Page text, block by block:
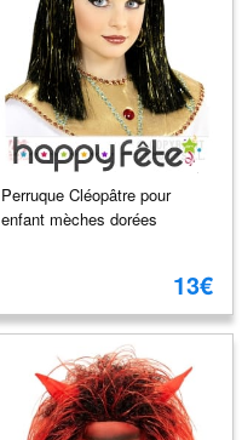
Perruque Cléopâtre pour
enfant mèches dorées
13€